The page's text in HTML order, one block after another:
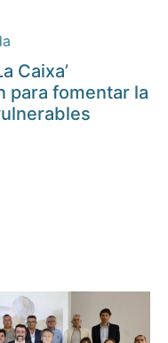
Caixa’
para fomentar la